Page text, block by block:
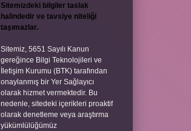
Sitemizdeki bilgiler taslak
halindedir ve tavsiye niteliği
taşımazlar.
Sitemiz, 5651 Sayılı Kanun
gereğince Bilgi Teknolojileri ve
İletişim Kurumu (BTK) tarafından
onaylanmış bir Yer Sağlayıcı
olarak hizmet vermektedir. Bu
nedenle, sitedeki içerikleri proaktif
olarak denetleme veya araştırma
yükümlülüğümüz